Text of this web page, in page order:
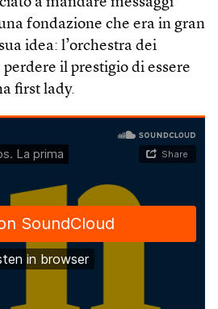
fondazione che era in gran
idea: l’orchestra dei
il prestigio di essere
first lady.